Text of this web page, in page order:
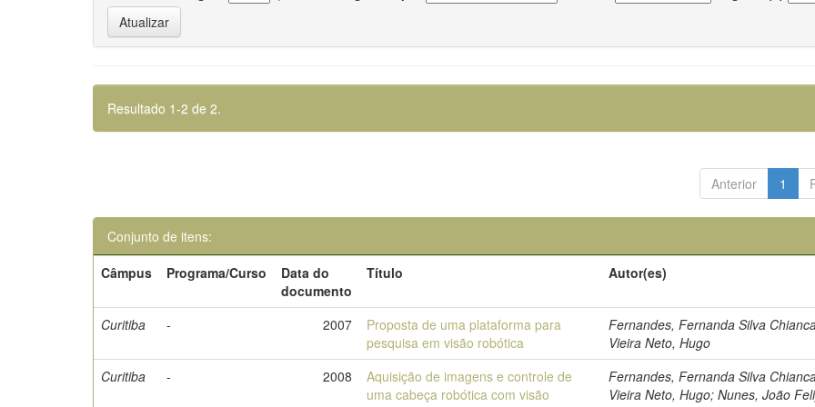
Resultado 1-2 de 2.
Anterior 1
Conjunto de itens:
Câmpus
Programa/Curso
Data do
documento
Título Autor(es)
Curitiba - 2007
Proposta de uma plataforma para
pesquisa em visão robótica
Fernandes, Fernanda Silva
Vieira Neto, Hugo
Curitiba
- 2008
Aquisição de imagens e controle de
uma cabeça robótica com visão
Fernandes, Fernanda Silva
Vieira Neto, Hugo; Nunes, João